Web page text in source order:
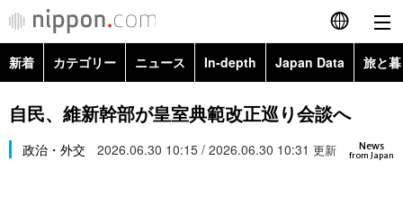
English
简体字
繁體字
新着 カテゴリー ニュース In-depth Japan Data 旅と
政治・外交
経済・ビジネス
Topics
Images
自民、維新幹部が皇室典範改正巡り会談へ
News
from Japan
政治・外交 2026.06.30 10:15 / 2026.06.30 10:31 更新